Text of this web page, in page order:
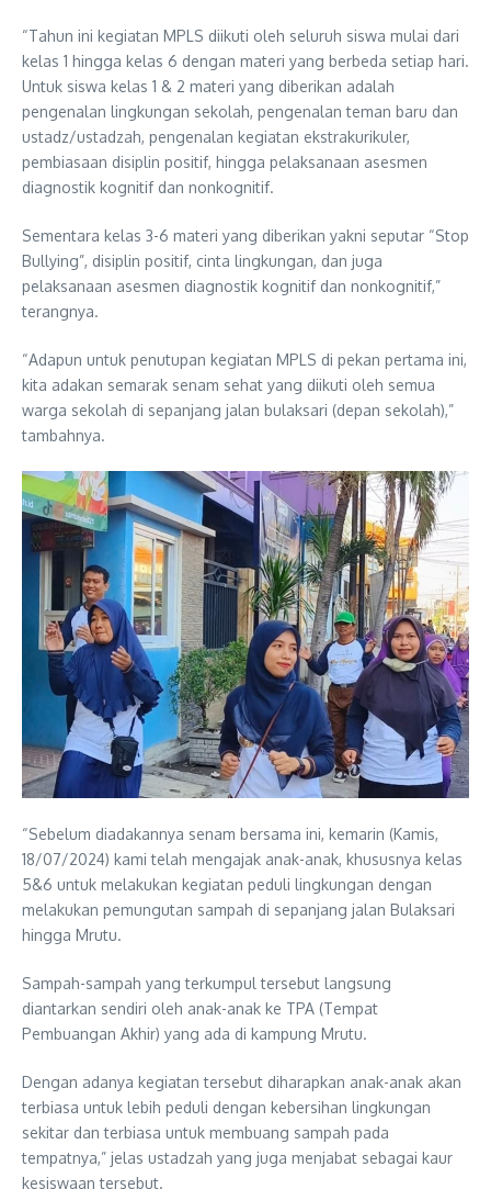
“Tahun ini kegiatan MPLS diikuti oleh seluruh siswa mulai dari
kelas 1 hingga kelas 6 dengan materi yang berbeda setiap hari.
Untuk siswa kelas 1 & 2 materi yang diberikan adalah
pengenalan lingkungan sekolah, pengenalan teman baru dan
ustadz/ustadzah, pengenalan kegiatan ekstrakurikuler,
pembiasaan disiplin positif, hingga pelaksanaan asesmen
diagnostik kognitif dan nonkognitif.
Sementara kelas 3-6 materi yang diberikan yakni seputar “Stop
Bullying”, disiplin positif, cinta lingkungan, dan juga
pelaksanaan asesmen diagnostik kognitif dan nonkognitif,”
terangnya.
“Adapun untuk penutupan kegiatan MPLS di pekan pertama ini,
kita adakan semarak senam sehat yang diikuti oleh semua
warga sekolah di sepanjang jalan bulaksari (depan sekolah),”
tambahnya.
“Sebelum diadakannya senam bersama ini, kemarin (Kamis,
18/07/2024) kami telah mengajak anak-anak, khususnya kelas
5&6 untuk melakukan kegiatan peduli lingkungan dengan
melakukan pemungutan sampah di sepanjang jalan Bulaksari
hingga Mrutu.
Sampah-sampah yang terkumpul tersebut langsung
diantarkan sendiri oleh anak-anak ke TPA (Tempat
Pembuangan Akhir) yang ada di kampung Mrutu.
Dengan adanya kegiatan tersebut diharapkan anak-anak akan
terbiasa untuk lebih peduli dengan kebersihan lingkungan
sekitar dan terbiasa untuk membuang sampah pada
tempatnya,” jelas ustadzah yang juga menjabat sebagai kaur
kesiswaan tersebut.